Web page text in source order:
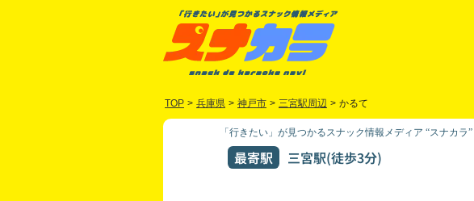
TOP > 兵庫県 > 神戸市 > 三宮駅周辺 > かるて
「行きたい」が見つかるスナック情報メディア “スナカラ”
最寄駅 三宮駅(徒歩3分)